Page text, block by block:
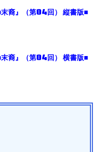
裔』（第04回） 縦書版■
裔』（第04回） 横書版■